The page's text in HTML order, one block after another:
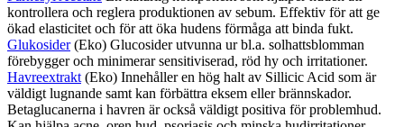
kontrollera och reglera produktionen av sebum. Effektiv för att ge
ökad elasticitet och för att öka hudens förmåga att binda fukt.
Glukosider(Eko) Glucosider utvunna ur bl.a. solhattsblomman
förebygger och minimerar sensitiviserad, röd hy och irritationer.
Havreextrakt (Eko) Innehåller en hög halt av Sillicic Acid som är
väldigt lugnande samt kan förbättra eksem eller brännskador.
Betaglucanerna i havren är också väldigt positiva för problemhud.